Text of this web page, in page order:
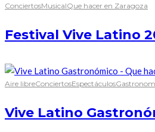
ConciertosMusicalQue hacer en Zaragoza
Festival Vive Latino
Aire libreConciertosEspectáculos
Vive Latino